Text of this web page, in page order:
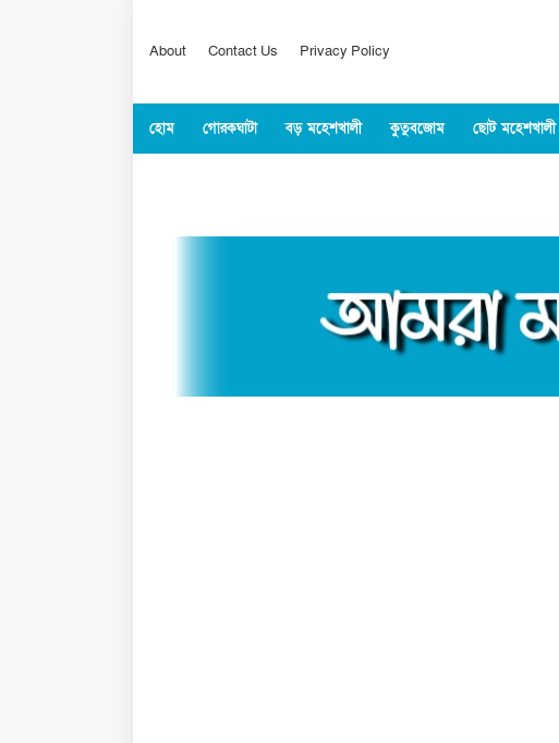
About Contact Us Privacy Policy
হোম গোরকঘাটা বড় মহেশখালী কুতুবজোম ছোট মহেশখালী